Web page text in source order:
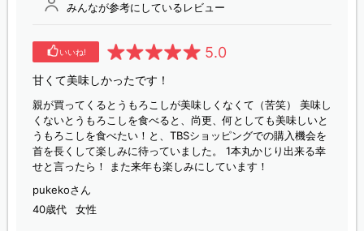
みんなが参考にしているレビュー
いいね! 5.0
甘くて美味しかったです！
親が買ってくるとうもろこしが美味しくなくて（苦笑） 美味し
くないとうもろこしを食べると、尚更、何としても美味しいと
うもろこしを食べたい！と、TBSショッピングでの購入機会を
首を長くして楽しみに待っていました。 1本丸かじり出来る幸
せと言ったら！ また来年も楽しみにしています！
pukekoさん
40歳代
女性